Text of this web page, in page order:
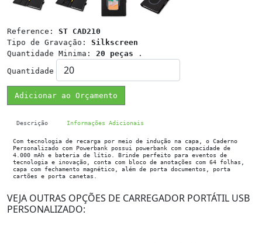
Reference: ST CAD210
Tipo de Gravação: Silkscreen
Quantidade Minima: 20 peças .
Quantidade
Adicionar ao Orçamento
Descrição Informações Adicionais
Com tecnologia de recarga por meio de indução na capa, o Caderno
Personalizado com Powerbank possui powerbank com capacidade de
4.000 mAh e bateria de lítio. Brinde perfeito para eventos de
tecnologia e inovação, conta com bloco de anotações com 64 folhas,
capa com fechamento magnético, além de porta documentos, porta
cartões e porta canetas.
VEJA OUTRAS OPÇÕES DE CARREGADOR PORTÁTIL USB
PERSONALIZADO: